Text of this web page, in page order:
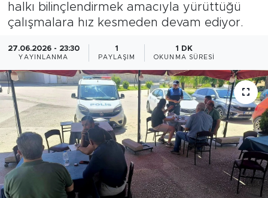
halkı bilinçlendirmek amacıyla yürüttüğü
çalışmalara hız kesmeden devam ediyor.
27.06.2026 - 23:30
YAYINLANMA
1
PAYLAŞIM
1 DK
OKUNMA SÜRESI
Eğitim
Bölge
Teknoloji
Magazin
Dünya
Sektör
Haber Arşivi